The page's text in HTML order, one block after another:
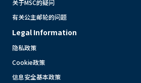
关于MSC的疑问
有关公主邮轮的问题
Legal Information
隐私政策
Cookie政策
信息安全基本政策